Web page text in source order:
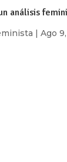
análisis
| Ago